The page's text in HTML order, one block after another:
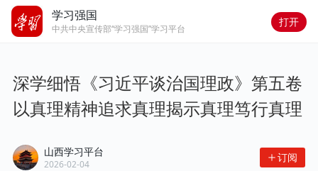
学习强国
中共中央宣传部“学习强国”学习平台
打开
深学细悟《习近平谈治国理政》第五卷
以真理精神追求真理揭示真理笃行真理
山西学习平台
2026-02-04
订阅